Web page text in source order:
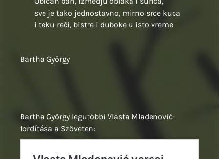
sve je tako jednostavno, mirno srce kuca
i teku reči, bistre i duboke u isto vreme
Bartha György
Bartha György legutóbbi Vlasta Mladenović-
fordítása a Szöveten: